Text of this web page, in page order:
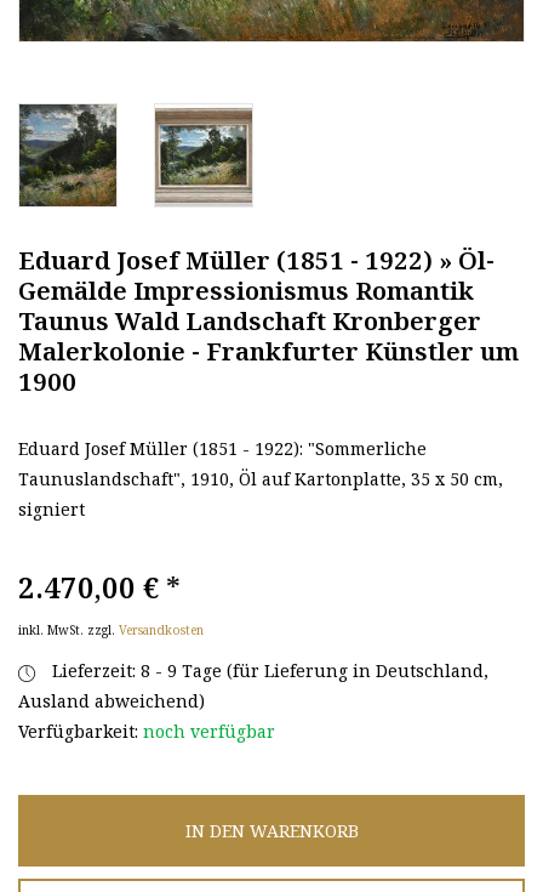
Eduard Josef Müller (1851 - 1922) » Öl-
Gemälde Impressionismus Romantik
Taunus Wald Landschaft Kronberger
Malerkolonie - Frankfurter Künstler um
1900
Eduard Josef Müller (1851 - 1922): "Sommerliche
Taunuslandschaft", 1910, Öl auf Kartonplatte, 35 x 50 cm,
signiert
2.470,00 € *
inkl. MwSt. zzgl. Versandkosten
Lieferzeit: 8 - 9 Tage (für Lieferung in Deutschland,
Ausland abweichend)
Verfügbarkeit: noch verfügbar
IN DEN WARENKORB